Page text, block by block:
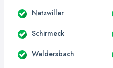
Natzwiller
Schirmeck
Waldersbach